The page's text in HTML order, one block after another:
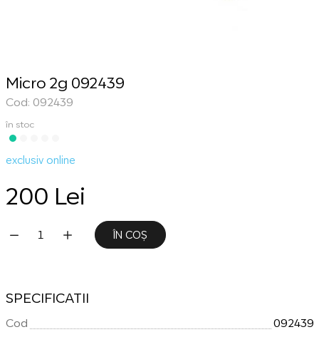
Micro 2g 092439
Cod: 092439
în stoc
exclusiv online
200 Lei
ÎN COȘ
SPECIFICATII
Cod 092439